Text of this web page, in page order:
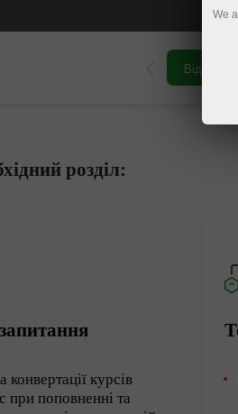
Відкрити
розділ:
курсів
при поповненні та
We